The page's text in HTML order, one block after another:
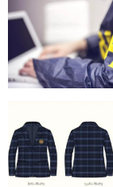
11:08 / 06-08-2026
"დააკავეს
ფოტოები
იერსახე და